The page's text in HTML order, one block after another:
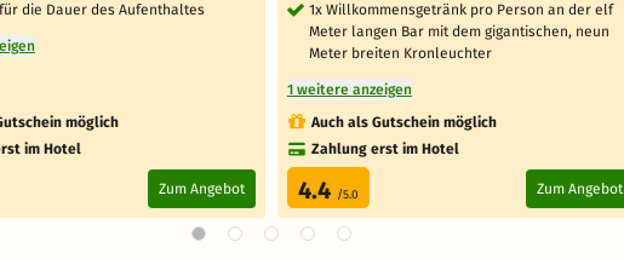
die Dauer des Aufenthaltes
möglich
im Hotel
Zum Angebot
1x Willkommensgetränk pro Person an der elf
Meter langen Bar mit dem gigantischen, neun
Meter breiten Kronleuchter
1 weitere anzeigen
Auch als Gutschein möglich
Zahlung erst im Hotel
4.4 /5.0 Zum Angebot